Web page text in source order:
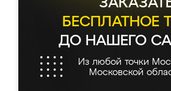
БЕСПЛАТНОЕ
ДО НАШЕГО
Из любой точки
Московской